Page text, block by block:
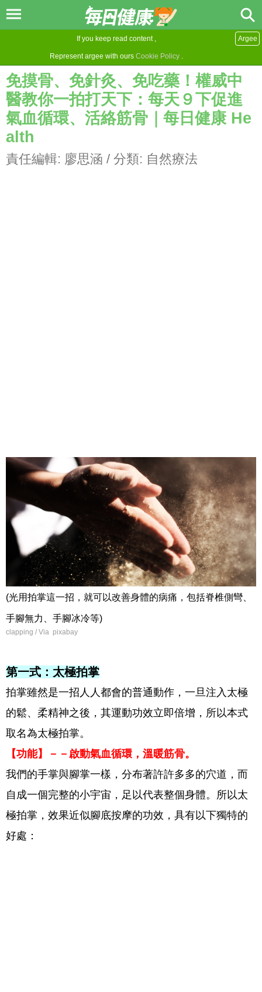
If you keep read content ,
Represent argee with ours Cookie Policy .
Argee
免摸骨、免針灸、免吃藥！權威中
醫教你一拍打天下：每天９下促進
氣血循環、活絡筋骨｜每日健康 He
alth
責任編輯: 廖思涵 / 分類: 自然療法
(光用拍掌這一招，就可以改善身體的病痛，包括脊椎側彎、
手腳無力、手腳冰冷等)
clapping / Via pixabay
第一式：太極拍掌
拍掌雖然是一招人人都會的普通動作，一旦注入太極
的鬆、柔精神之後，其運動功效立即倍增，所以本式
取名為太極拍掌。
【功能】－－啟動氣血循環，溫暖筋骨。
我們的手掌與腳掌一樣，分布著許許多多的穴道，而
自成一個完整的小宇宙，足以代表整個身體。所以太
極拍掌，效果近似腳底按摩的功效，具有以下獨特的
好處：